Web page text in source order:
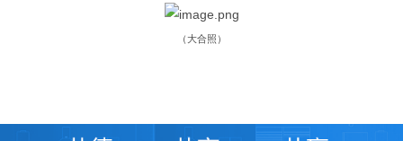
（大合照）